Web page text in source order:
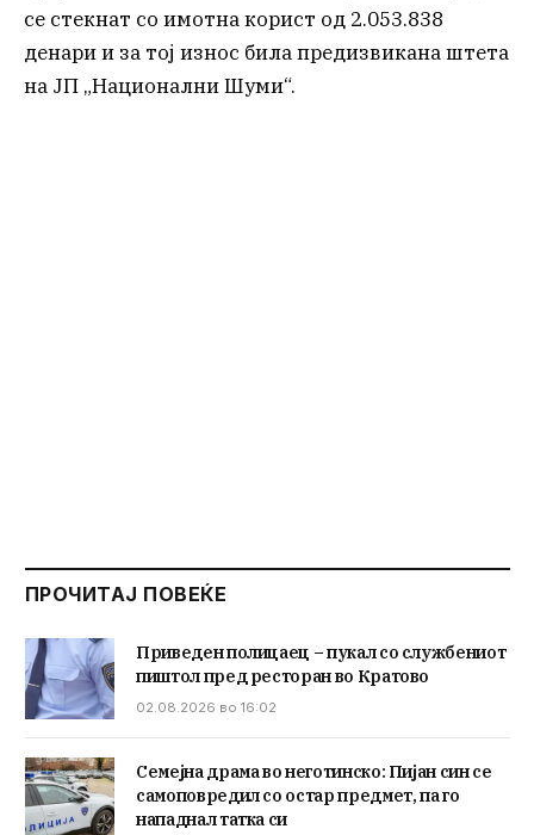
се стекнат со имотна корист од 2.053.838
денари и за тој износ била предизвикана штета
на ЈП „Национални Шуми“.
ПРОЧИТАЈ ПОВЕЌЕ
Приведен полицаец – пукал со службениот
пиштол пред ресторан во Кратово
02.08.2026 во 16:02
Семејна драма во неготинско: Пијан син се
самоповредил со остар предмет, па го
нападнал татка си